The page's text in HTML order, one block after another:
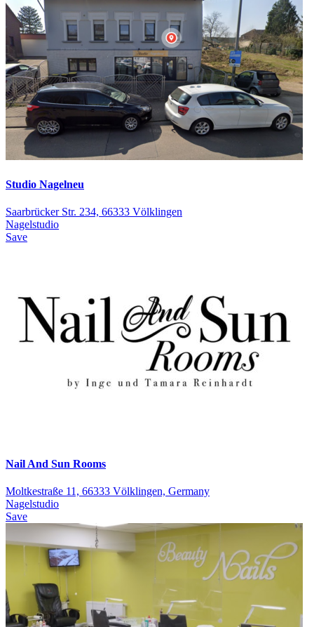
Studio Nagelneu
Saarbrücker Str. 234, 66333 Völklingen
Nagelstudio
Save
Nail And Sun Rooms
Moltkestraße 11, 66333 Völklingen, Germany
Nagelstudio
Save